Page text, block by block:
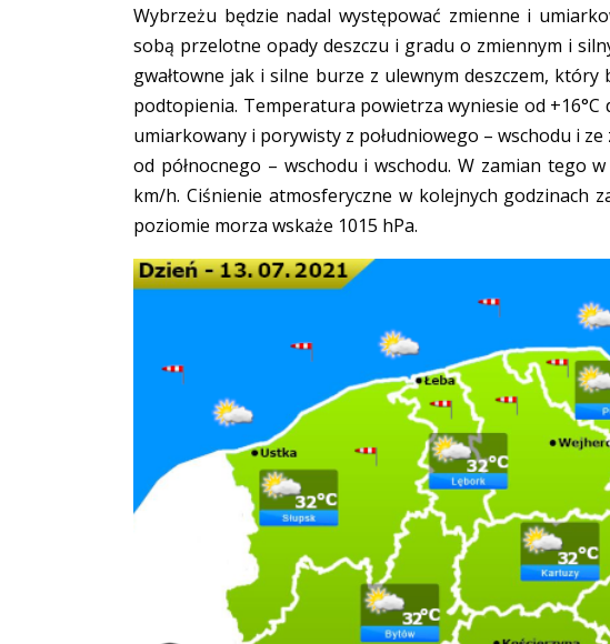
Wybrzeżu będzie nadal występować zmienne i
sobą przelotne opady deszczu i gradu o zmiennym i
gwałtowne jak i silne burze z ulewnym deszczem, który
podtopienia. Temperatura powietrza wyniesie od +16°C
umiarkowany i porywisty z południowego – wschodu i
od północnego – wschodu i wschodu. W zamian tego
km/h. Ciśnienie atmosferyczne w kolejnych godzinach
poziomie morza wskaże 1015 hPa.